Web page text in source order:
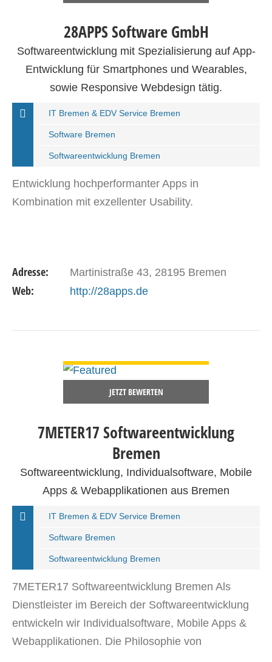
28APPS Software GmbH
Softwareentwicklung mit Spezialisierung auf App-
Entwicklung für Smartphones und Wearables,
sowie Responsive Webdesign tätig.
IT Bremen & EDV Service Bremen
Software Bremen
Softwareentwicklung Bremen
Entwicklung hochperformanter Apps in
Kombination mit exzellenter Usability.
Adresse: Martinistraße 43, 28195 Bremen
Web: http://28apps.de
JETZT BEWERTEN
7METER17 Softwareentwicklung
Bremen
Softwareentwicklung, Individualsoftware, Mobile
Apps & Webapplikationen aus Bremen
IT Bremen & EDV Service Bremen
Software Bremen
Softwareentwicklung Bremen
7METER17 Softwareentwicklung Bremen Als
Dienstleister im Bereich der Softwareentwicklung
entwickeln wir Individualsoftware, Mobile Apps &
Webapplikationen. Die Philosophie von